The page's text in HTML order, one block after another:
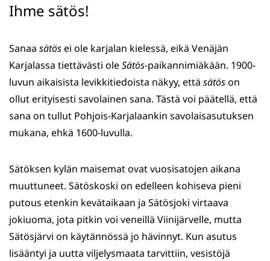
Ihme sätös!
Sanaa sätösei ole karjalan kielessä, eikä Venäjän
Karjalassa tiettävästi oleSätös-paikannimiäkään. 1900-
luvun aikaisista levikkitiedoista näkyy, että sätöson
ollut erityisesti savolainen sana. Tästä voi päätellä, että
sana on tullut Pohjois-Karjalaankin savolaisasutuksen
mukana, ehkä 1600-luvulla.
Sätöksen kylän maisemat ovat vuosisatojen aikana
muuttuneet. Sätöskoski on edelleen kohiseva pieni
putous etenkin kevätaikaan ja Sätösjoki virtaava
jokiuoma, jota pitkin voi veneillä Viinijärvelle, mutta
Sätösjärvi on käytännössä jo hävinnyt. Kun asutus
lisääntyi ja uutta viljelysmaata tarvittiin, vesistöjä